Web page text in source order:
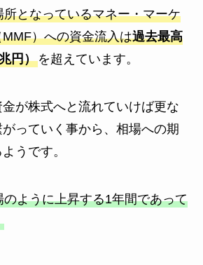
所となっているマネー・マーケ
）への資金流入は過去最高
円）を超えています。
が株式へと流れていけば更な
っていく事から、相場への期
うです。
ように上昇する1年間であって